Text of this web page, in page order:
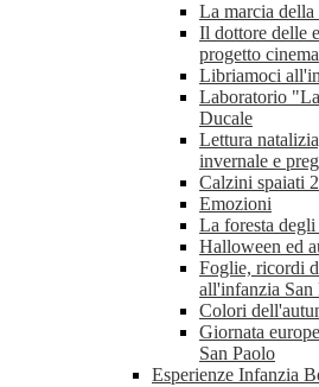
La marcia della
Il dottore delle
progetto cinema
Libriamoci
Laboratorio
Ducale
Lettura
invernale e
Calzini spaiati
Emozioni
La foresta
Halloween ed
Foglie, ricordi
all'infanzia San
Colori
Giornata
San Paolo
Esperienze Infanzia